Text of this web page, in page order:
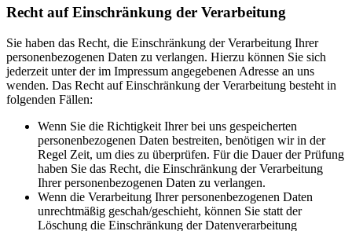
Recht auf Einschränkung der Verarbeitung
Sie haben das Recht, die Einschränkung der Verarbeitung Ihrer
personenbezogenen Daten zu verlangen. Hierzu können Sie sich
jederzeit unter der im Impressum angegebenen Adresse an uns
wenden. Das Recht auf Einschränkung der Verarbeitung besteht in
folgenden Fällen:
Wenn Sie die Richtigkeit Ihrer bei uns gespeicherten
personenbezogenen Daten bestreiten, benötigen wir in der
Regel Zeit, um dies zu überprüfen. Für die Dauer der Prüfung
haben Sie das Recht, die Einschränkung der Verarbeitung
Ihrer personenbezogenen Daten zu verlangen.
Wenn die Verarbeitung Ihrer personenbezogenen Daten
unrechtmäßig geschah/geschieht, können Sie statt der
Löschung die Einschränkung der Datenverarbeitung